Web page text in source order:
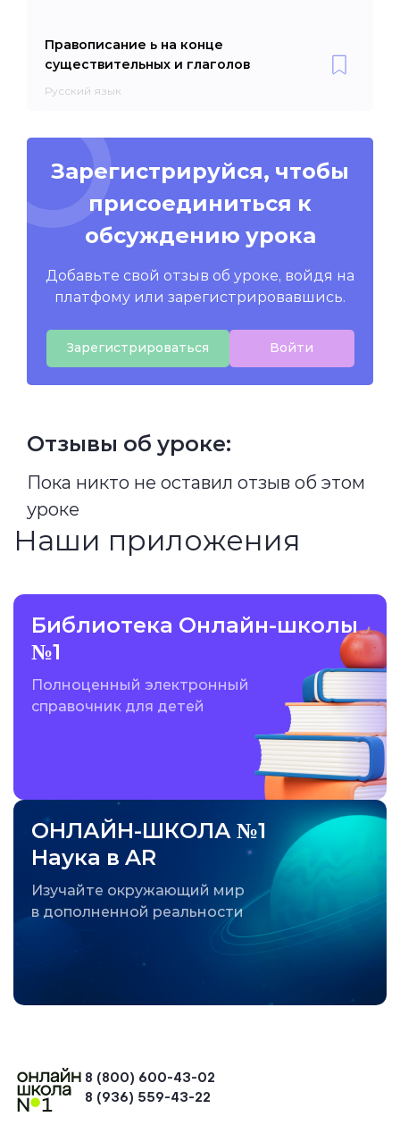
Правописание ь на конце
существительных и глаголов
Русский язык
Зарегистрируйся, чтобы
присоединиться к
обсуждению урока
Добавьте свой отзыв об уроке, войдя на
платфому или зарегистрировавшись.
Зарегистрироваться Войти
Отзывы об уроке:
Пока никто не оставил отзыв об этом
уроке
Наши приложения
Библиотека Онлайн-школы
№1
Полноценный электронный
справочник для детей
ОНЛАЙН-ШКОЛА №1
Наука в AR
Изучайте окружающий мир
в дополненной реальности
8 (800) 600-43-02
8 (936) 559-43-22